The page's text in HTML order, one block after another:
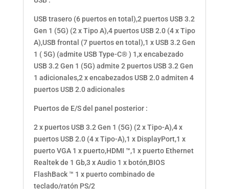
USB trasero (6 puertos en total),2 puertos USB 3.2
Gen 1 (5G) (2 x Tipo A),4 puertos USB 2.0 (4 x Tipo
A),USB frontal (7 puertos en total),1 x USB 3.2 Gen
1 ( 5G) (admite USB Type-C® ) 1,x encabezado
USB 3.2 Gen 1 (5G) admite 2 puertos USB 3.2 Gen
1 adicionales,2 x encabezados USB 2.0 admiten 4
puertos USB 2.0 adicionales
Puertos de E/S del panel posterior :
2 x puertos USB 3.2 Gen 1 (5G) (2 x Tipo-A),4 x
puertos USB 2.0 (4 x Tipo-A),1 x DisplayPort,1 x
puerto VGA 1 x puerto,HDMI ™,1 x puerto Ethernet
Realtek de 1 Gb,3 x Audio 1 x botón,BIOS
FlashBack ™ 1 x puerto combinado de
teclado/ratón PS/2